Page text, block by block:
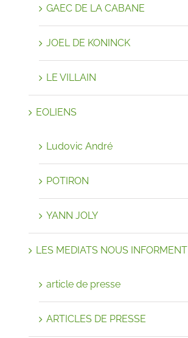
GAEC DE LA CABANE
JOEL DE KONINCK
LE VILLAIN
EOLIENS
Ludovic André
POTIRON
YANN JOLY
LES MEDIATS NOUS INFORMENT
article de presse
ARTICLES DE PRESSE